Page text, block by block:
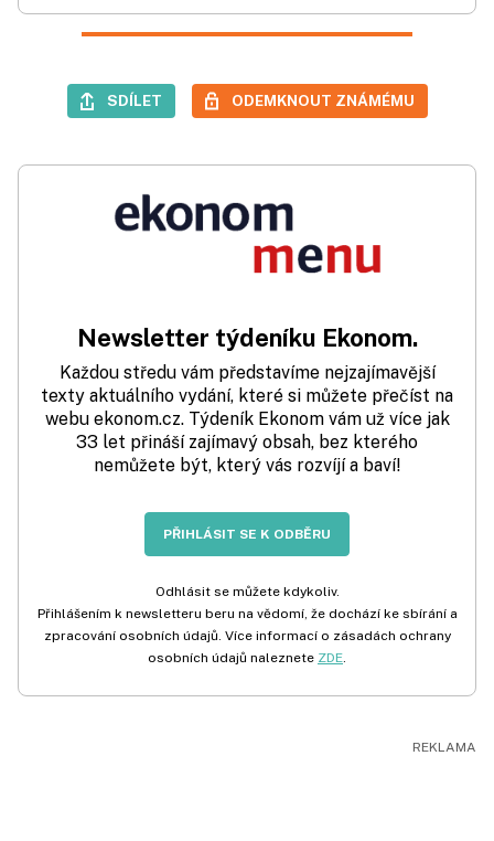
SDÍLET ODEMKNOUT ZNÁMÉMU
Newsletter týdeníku Ekonom.
Každou středu vám představíme nejzajímavější
texty aktuálního vydání, které si můžete přečíst na
webu ekonom.cz. Týdeník Ekonom vám už více jak
33 let přináší zajímavý obsah, bez kterého
nemůžete být, který vás rozvíjí a baví!
PŘIHLÁSIT SE K ODBĚRU
Odhlásit se můžete kdykoliv.
Přihlášením k newsletteru beru na vědomí, že dochází ke sbírání a
zpracování osobních údajů. Více informací o zásadách ochrany
osobních údajů naleznete ZDE.